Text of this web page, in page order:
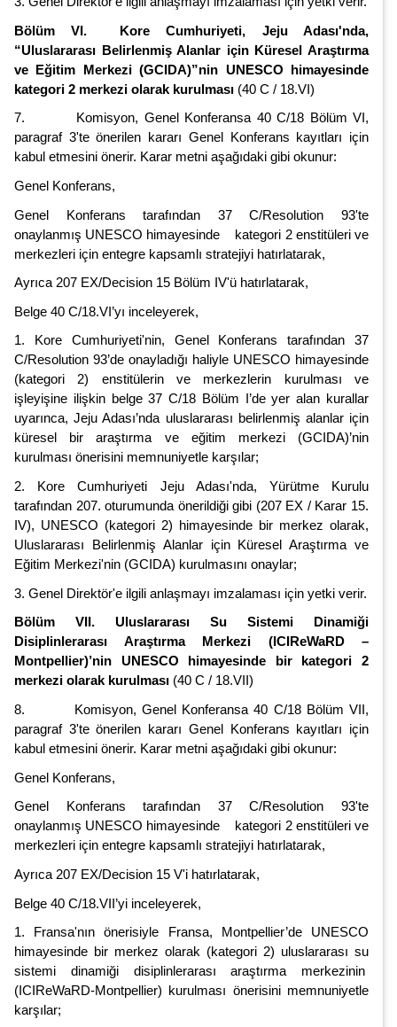
Bölüm VI. Kore Cumhuriyeti, Jeju Adası'nda,
“Uluslararası Belirlenmiş Alanlar için Küresel Araştırma
ve Eğitim Merkezi (GCIDA)”nin UNESCO himayesinde
kategori 2 merkezi olarak kurulması (40 C / 18.VI)
7. Komisyon, Genel Konferansa 40 C/18 Bölüm VI,
paragraf 3'te önerilen kararı Genel Konferans kayıtları için
kabul etmesini önerir. Karar metni aşağıdaki gibi okunur:
Genel Konferans,
Genel Konferans tarafından 37 C/Resolution 93'te
onaylanmış UNESCO himayesinde kategori 2 enstitüleri ve
merkezleri için entegre kapsamlı stratejiyi hatırlatarak,
Ayrıca 207 EX/Decision 15 Bölüm IV'ü hatırlatarak,
Belge 40 C/18.VI’yı inceleyerek,
1. Kore Cumhuriyeti'nin, Genel Konferans tarafından 37
C/Resolution 93’de onayladığı haliyle UNESCO himayesinde
(kategori 2) enstitülerin ve merkezlerin kurulması ve
işleyişine ilişkin belge 37 C/18 Bölüm I’de yer alan kurallar
uyarınca, Jeju Adası’nda uluslararası belirlenmiş alanlar için
küresel bir araştırma ve eğitim merkezi (GCIDA)’nin
kurulması önerisini memnuniyetle karşılar;
2. Kore Cumhuriyeti Jeju Adası'nda, Yürütme Kurulu
tarafından 207. oturumunda önerildiği gibi (207 EX / Karar 15.
IV), UNESCO (kategori 2) himayesinde bir merkez olarak,
Uluslararası Belirlenmiş Alanlar için Küresel Araştırma ve
Eğitim Merkezi'nin (GCIDA) kurulmasını onaylar;
3. Genel Direktör'e ilgili anlaşmayı imzalaması için yetki verir.
Bölüm VII. Uluslararası Su Sistemi Dinamiği
Disiplinlerarası Araştırma Merkezi (ICIReWaRD –
Montpellier)’nin UNESCO himayesinde bir kategori 2
merkezi olarak kurulması (40 C / 18.VII)
8. Komisyon, Genel Konferansa 40 C/18 Bölüm VII,
paragraf 3'te önerilen kararı Genel Konferans kayıtları için
kabul etmesini önerir. Karar metni aşağıdaki gibi okunur:
Genel Konferans,
Genel Konferans tarafından 37 C/Resolution 93'te
onaylanmış UNESCO himayesinde kategori 2 enstitüleri ve
merkezleri için entegre kapsamlı stratejiyi hatırlatarak,
Ayrıca 207 EX/Decision 15 V'i hatırlatarak,
Belge 40 C/18.VII’yi inceleyerek,
1. Fransa'nın önerisiyle Fransa, Montpellier’de UNESCO
himayesinde bir merkez olarak (kategori 2) uluslararası su
sistemi dinamiği disiplinlerarası araştırma merkezinin
(ICIReWaRD-Montpellier) kurulması önerisini memnuniyetle
karşılar;